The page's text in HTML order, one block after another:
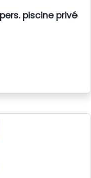
piscine privée